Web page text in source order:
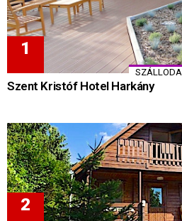
SZÁLLODA
Szent Kristóf Hotel Harkány